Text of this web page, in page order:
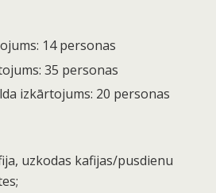
14 personas
35 personas
izkārtojums: 20 personas
uzkodas kafijas/pusdienu